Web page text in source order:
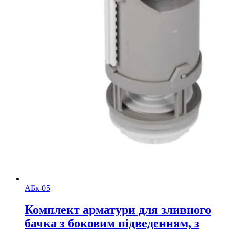
АБк-05
Комплект арматури для зливного
бачка з боковим підведенням, з